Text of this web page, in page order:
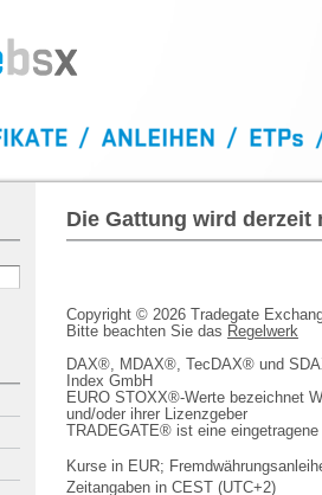
Die Gattung wird derzeit
Copyright © 2026 Tradegate
Bitte beachten Sie das Regelwerk
DAX®, MDAX®, TecDAX® und
Index GmbH
EURO STOXX®-Werte bezeichnet
und/oder ihrer Lizenzgeber
TRADEGATE® ist eine
Kurse in EUR;
Zeitangaben in CEST (UTC+2)